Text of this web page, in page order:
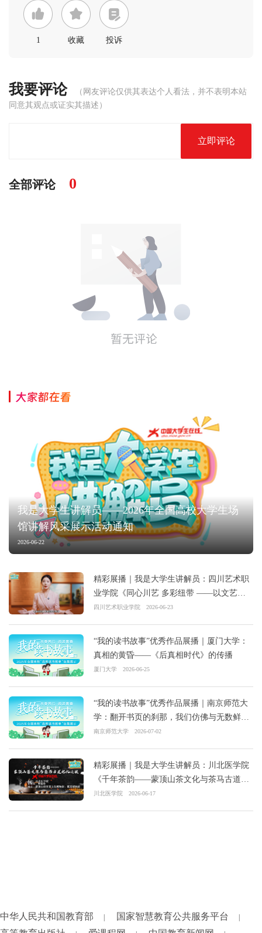
1 收藏 投诉
我要评论
（网友评论仅供其表达个人看法，并不表明本站
同意其观点或证实其描述）
立即评论
全部评论 0
大家都在看
我是大学生讲解员——2026年全国高校大学生场
馆讲解风采展示活动通知
2026-06-22
精彩展播｜我是大学生讲解员：四川艺术职
业学院《同心川艺 多彩纽带 ——以文艺之
笔 绘就民族团结新画卷》
四川艺术职业学院 2026-06-23
“我的读书故事”优秀作品展播｜厦门大学：
真相的黄昏——《后真相时代》的传播
厦门大学 2026-06-25
“我的读书故事”优秀作品展播｜南京师范大
学：翻开书页的刹那，我们仿佛与无数鲜活
的生命共生
南京师范大学 2026-07-02
精彩展播｜我是大学生讲解员：川北医学院
《千年茶韵——蒙顶山茶文化与茶马古道记
忆之旅》
川北医学院 2026-06-17
中华人民共和国教育部 国家智慧教育公共服务平台